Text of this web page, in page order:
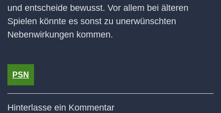
und entscheide bewusst. Vor allem bei älteren
Spielen könnte es sonst zu unerwünschten
Nebenwirkungen kommen.
PSN
Hinterlasse ein Kommentar